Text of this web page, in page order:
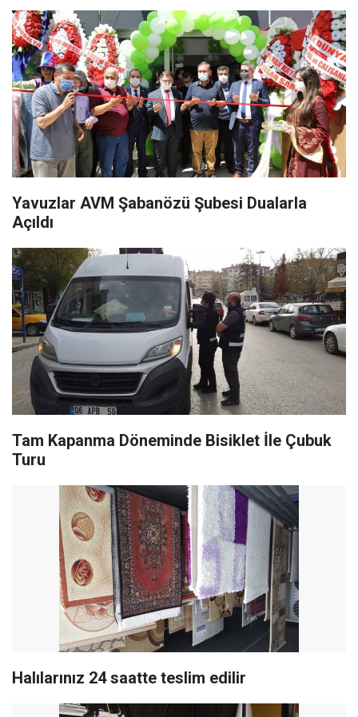
Yavuzlar AVM Şabanözü Şubesi Dualarla
Açıldı
Tam Kapanma Döneminde Bisiklet İle Çubuk
Turu
Halılarınız 24 saatte teslim edilir